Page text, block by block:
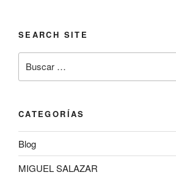
SEARCH SITE
por:
CATEGORÍAS
Blog
MIGUEL SALAZAR